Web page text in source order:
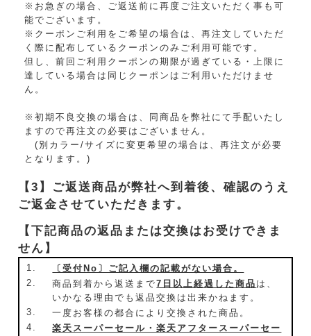
※お急ぎの場合、ご返送前に再度ご注文いただく事も可
能でございます。
※クーポンご利用をご希望の場合は、再注文していただ
く際に配布しているクーポンのみご利用可能です。
但し、前回ご利用クーポンの期限が過ぎている・上限に
達している場合は同じクーポンはご利用いただけませ
ん。
※初期不良交換の場合は、同商品を弊社にて手配いたし
ますので再注文の必要はございません。
(別カラー/サイズに変更希望の場合は、再注文が必要
となります。)
【3】ご返送商品が弊社へ到着後、確認のうえ
ご返金させていただきます。
【下記商品の返品または交換はお受けできま
せん】
1.
〔受付No〕ご記入欄の記載がない場合。
2.
商品到着から返送まで7日以上経過した商品 は、
いかなる理由でも返品交換は出来かねます。
3.
一度お客様の都合により交換された商品。
4.
楽天スーパーセール・楽天アフタースーパーセー